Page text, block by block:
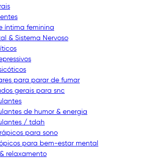
íntima feminina
& Sistema Nervoso
para parar de fumar
gerais para snc
de humor & energia
/ tdah
para sono
para bem-estar mental
relaxamento